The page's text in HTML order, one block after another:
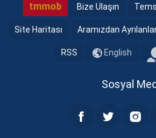
tmmob Bize Ulaşın
Site Haritası Aramızdan
RSS English
Sosyal